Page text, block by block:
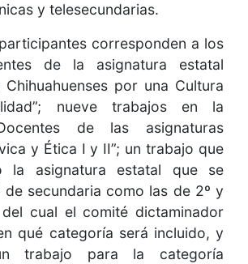
y telesecundarias.
corresponden a los
de la asignatura estatal
Chihuahuenses por una Cultura
nueve trabajos en la
de las asignaturas
y Ética I y II”; un trabajo que
la asignatura estatal que se
de secundaria como las de 2º y
cual el comité dictaminador
qué categoría será incluido, y
trabajo para la categoría